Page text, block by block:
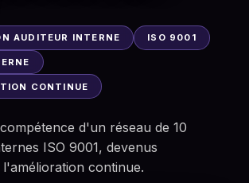
AUDITEUR INTERNE ISO 9001
CONTINUE
d'un réseau de 10
ISO 9001, devenus
continue.